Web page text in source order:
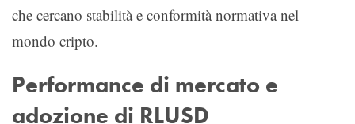
che cercano stabilità e conformità normativa nel
mondo cripto.
Performance di mercato e
adozione di RLUSD